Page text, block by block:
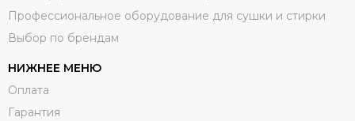
Профессиональное оборудование для сушки и стирки
Выбор по брендам
НИЖНЕЕ МЕНЮ
Оплата
Гарантия